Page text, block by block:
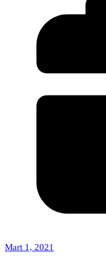
Mart 1, 2021